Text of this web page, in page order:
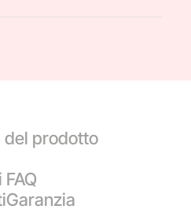
del prodotto
Garanzia